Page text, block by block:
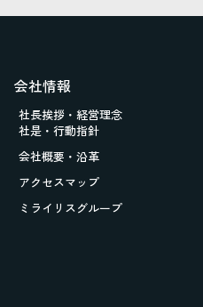
会社情報
社長挨拶・経営理念
社是・行動指針
会社概要・沿革
アクセスマップ
ミライリスグループ